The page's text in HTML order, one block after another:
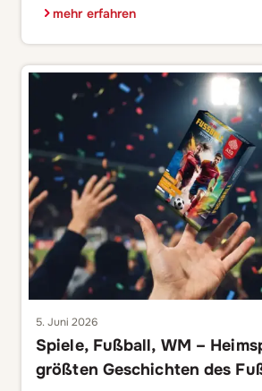
nehmt, haltet ihr ein kleines Stück
durch Persien und die arabische Welt
Europa schwappte […]
mehr erfahren
5. Juni 2026
Spiele, Fußball, WM –
größten Geschichten des